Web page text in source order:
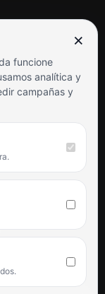
×
funcione
analítica y
campañas y